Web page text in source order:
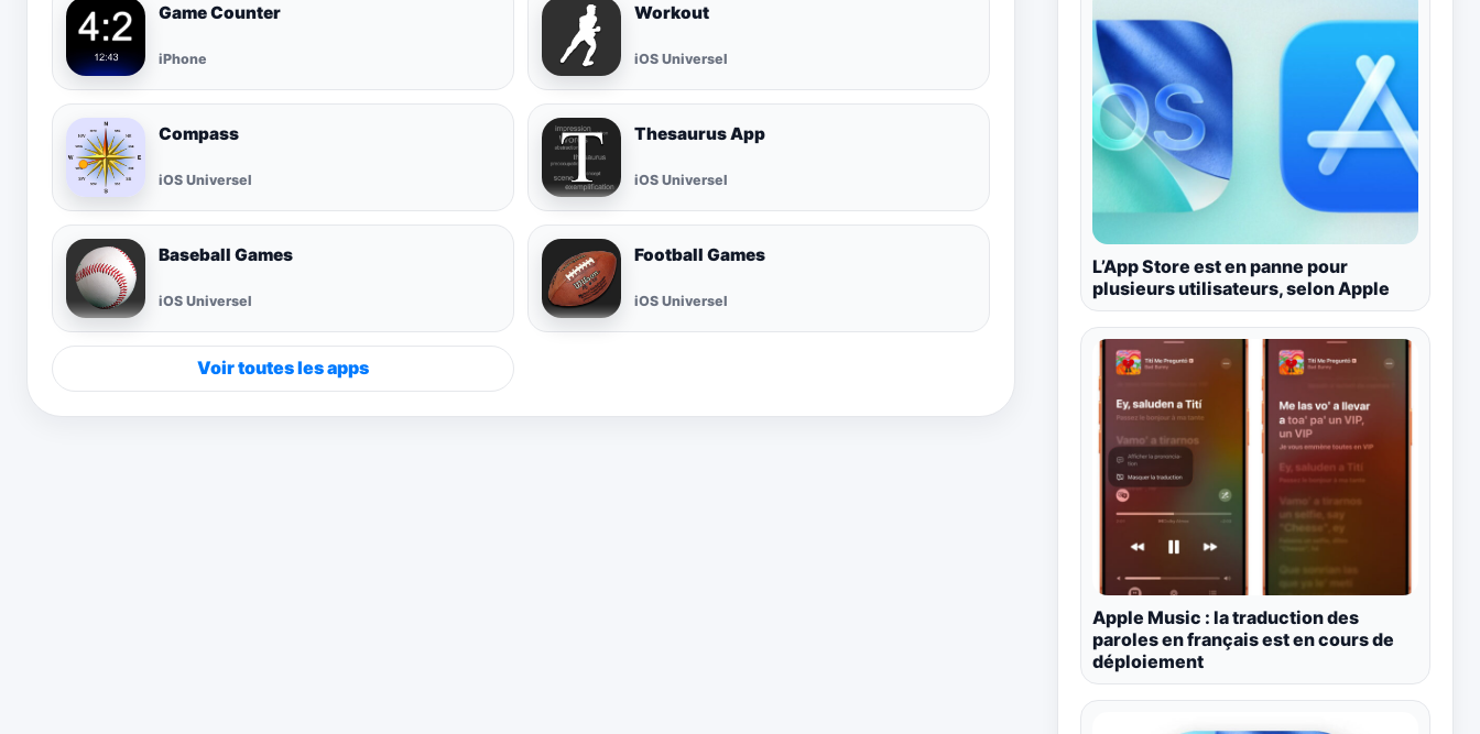
Game Counter
iPhone
Workout
iOS Universel
Compass
iOS Universel
Thesaurus App
iOS Universel
Baseball Games
iOS Universel
Football Games
iOS Universel
Voir toutes les apps
L’App Store est en panne pour
plusieurs utilisateurs, selon Apple
Apple Music : la traduction des
paroles en français est en cours de
déploiement